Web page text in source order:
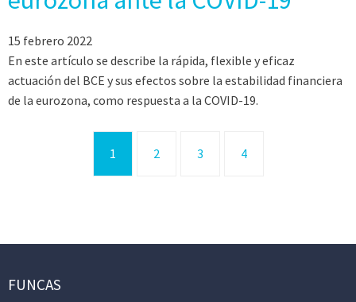
15 febrero 2022
En este artículo se describe la rápida, flexi­ble y eficaz
actuación del BCE y sus efectos sobre la estabilidad financiera
de la eurozo­na, como respuesta a la COVID-19.
1 2 3 4
FUNCAS